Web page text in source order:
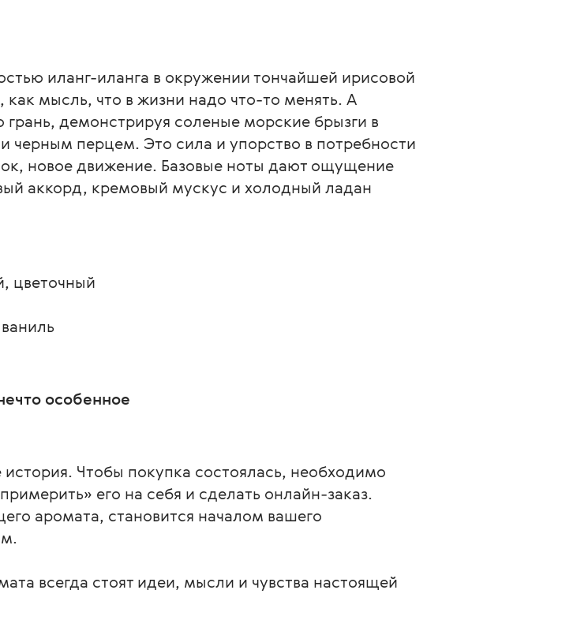
иланг-иланга в окружении тончайшей ирисовой
как мысль, что в жизни надо что-то менять. А
демонстрируя соленые морские брызги в
черным перцем. Это сила и упорство в потребности
новое движение. Базовые ноты дают ощущение
аккорд, кремовый мускус и холодный ладан
цветочный
особенное
Чтобы покупка состоялась, необходимо
его на себя и сделать онлайн-заказ.
аромата, становится началом вашего
всегда стоят идеи, мысли и чувства настоящей